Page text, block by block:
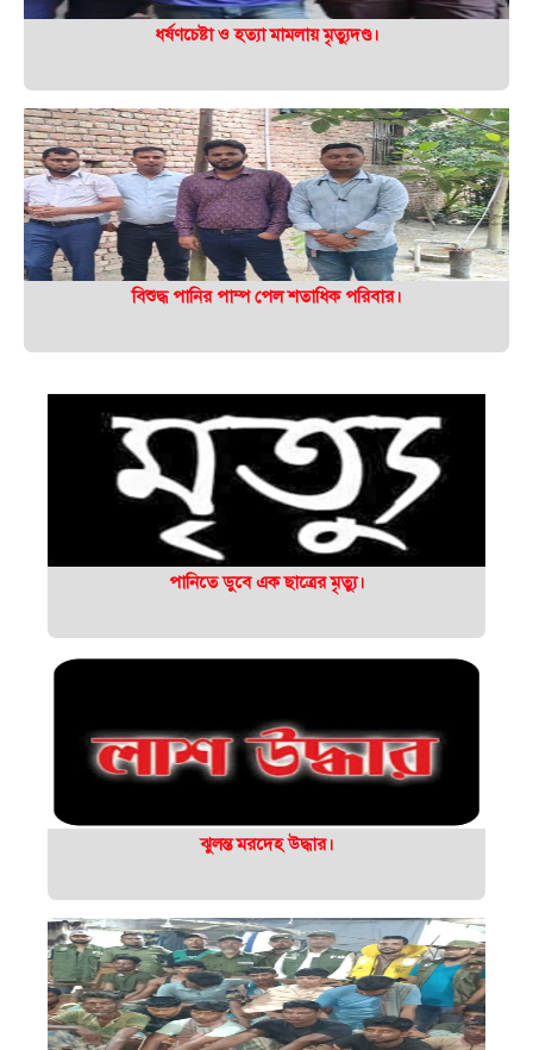
ধর্ষণচেষ্টা ও হত্যা মামলায় মৃত্যুদণ্ড।
বিশুদ্ধ পানির পাম্প পেল শতাধিক পরিবার।
পানিতে ডুবে এক ছাত্রের মৃত্যু।
ঝুলন্ত মরদেহ উদ্ধার।